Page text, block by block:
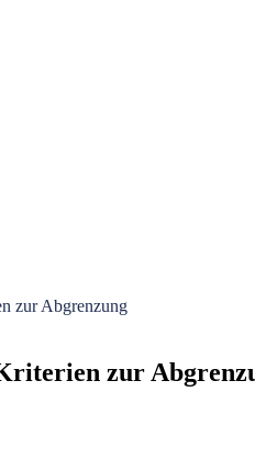
zur Abgrenzung
zur